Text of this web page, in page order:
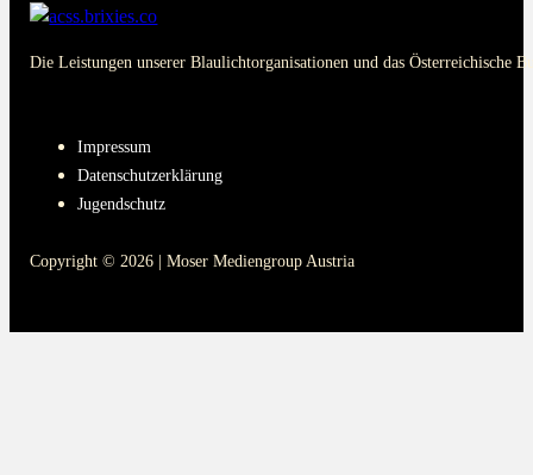
Die Leistungen unserer Blaulichtorganisationen und das Österreichische
Impressum
Datenschutzerklärung
Jugendschutz
Copyright © 2026 | Moser Mediengroup Austria